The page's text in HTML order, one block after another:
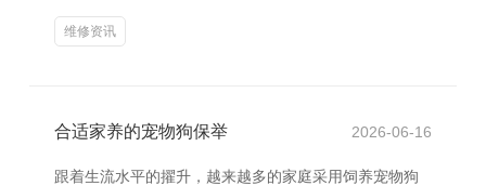
维修资讯
合适家养的宠物狗保举 2026-06-16
跟着生流水平的擢升，越来越多的家庭采用饲养宠物狗